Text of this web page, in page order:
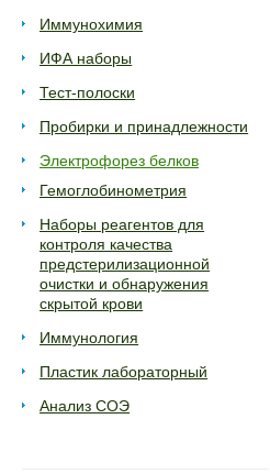
Иммунохимия
ИФА наборы
Тест-полоски
Пробирки и принадлежности
Электрофорез белков
Гемоглобинометрия
Наборы реагентов для
контроля качества
предстерилизационной
очистки и обнаружения
скрытой крови
Иммунология
Пластик лабораторный
Анализ СОЭ